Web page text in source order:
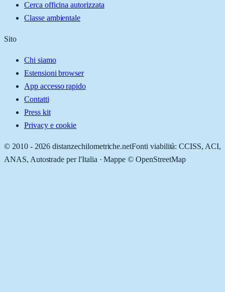
Cerca officina autorizzata
Classe ambientale
Sito
Chi siamo
Estensioni browser
App accesso rapido
Contatti
Press kit
Privacy e cookie
© 2010 - 2026 distanzechilometriche.netFonti viabilità: CCISS, ACI,
ANAS, Autostrade per l'Italia · Mappe © OpenStreetMap